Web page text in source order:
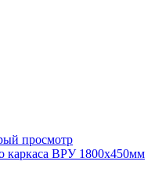
просмотр
каркаса ВРУ 1800х450мм